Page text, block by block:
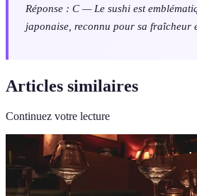
Réponse : C — Le sushi est
japonaise, reconnu pour sa fraîcheur
Articles similaires
Continuez votre lecture